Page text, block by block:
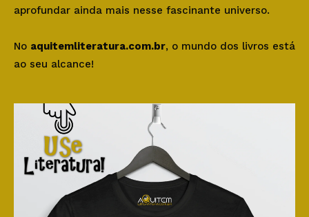
aprofundar ainda mais nesse fascinante universo.
No aquitemliteratura.com.br, o mundo dos livros está
ao seu alcance!